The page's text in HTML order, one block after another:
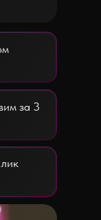
за 3